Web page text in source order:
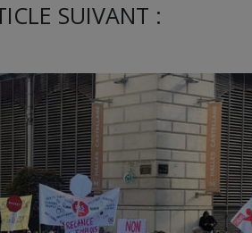
SUIVANT :